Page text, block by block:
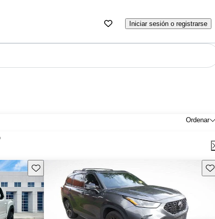
Iniciar sesión o registrarse
Ordenar
Guarda este Aviso